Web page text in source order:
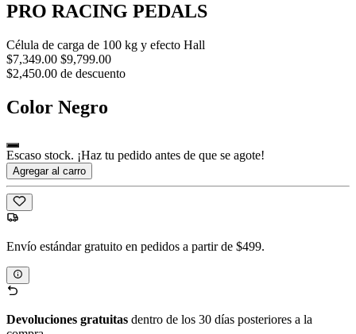
PRO RACING PEDALS
Célula de carga de 100 kg y efecto Hall
$7,349.00 $9,799.00
$2,450.00 de descuento
Color Negro
Escaso stock. ¡Haz tu pedido antes de que se agote!
Agregar al carro
Envío estándar gratuito en pedidos a partir de $499.
Devoluciones gratuitas dentro de los 30 días posteriores a la